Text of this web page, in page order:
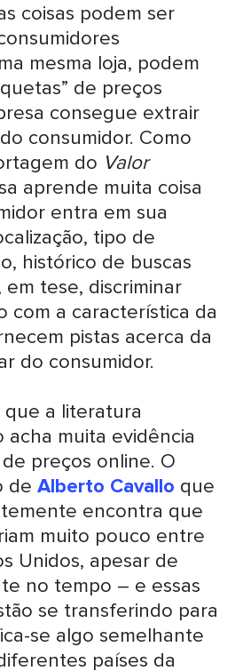
coisas podem ser
mesma loja, podem
de preços
consegue extrair
consumidor. Como
do Valor
aprende muita coisa
entra em sua
tipo de
histórico de buscas
tese, discriminar
com a característica da
pistas acerca da
do consumidor.
a literatura
acha muita evidência
preços online. O
deAlberto Cavallo que
encontra que
muito pouco entre
Unidos, apesar de
no tempo – e essas
se transferindo para
se algo semelhante
países da